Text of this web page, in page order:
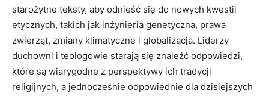
starożytne teksty, aby odnieść się do nowych kwestii
etycznych, takich jak inżynieria genetyczna, prawa
zwierząt, zmiany klimatyczne i globalizacja. Liderzy
duchowni i teologowie starają się znaleźć odpowiedzi,
które są wiarygodne z perspektywy ich tradycji
religijnych, a jednocześnie odpowiednie dla dzisiejszych